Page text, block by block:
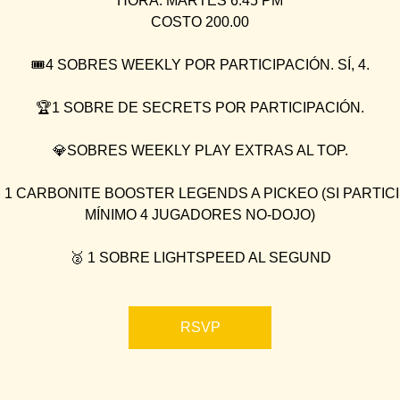
COSTO 200.00
🎟4 SOBRES WEEKLY POR PARTICIPACIÓN. SÍ, 4.
🏆1 SOBRE DE SECRETS POR PARTICIPACIÓN.
💎SOBRES WEEKLY PLAY EXTRAS AL TOP.
1 CARBONITE BOOSTER LEGENDS A PICKEO (SI
MÍNIMO 4 JUGADORES NO-DOJO)
🥈 1 SOBRE LIGHTSPEED AL SEGUND
RSVP